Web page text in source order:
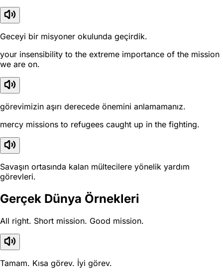
Geceyi bir misyoner okulunda geçirdik.
your insensibility to the extreme importance of the mission
we are on.
görevimizin aşırı derecede önemini anlamamanız.
mercy missions to refugees caught up in the fighting.
Savaşın ortasında kalan mültecilere yönelik yardım
görevleri.
Gerçek Dünya Örnekleri
All right. Short mission. Good mission.
Tamam. Kısa görev. İyi görev.